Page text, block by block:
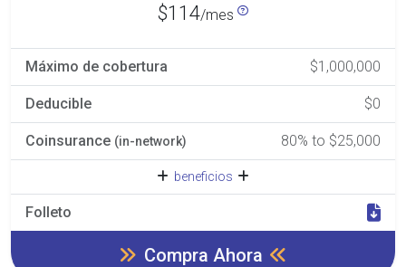
$114/mes
Máximo de cobertura $1,000,000
Deducible $0
Coinsurance (in-network) 80% to $25,000
beneficios
Folleto
Compra Ahora